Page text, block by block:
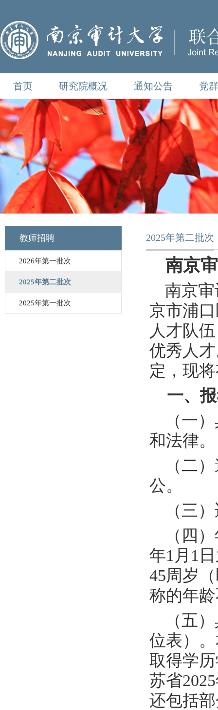
首页 研究院概况 通知公告 党
教师招聘
2026年第一批次
2025年第二批次
2025年第一批次
2025年第二批次
南京
南京
京市浦
人才队
优秀人
定，现
一、报
（一
和法律。
（二
公。
（三
（四
年1 月 1
45周岁
称的年
（五
位表）
取得学
苏省2025
还包括